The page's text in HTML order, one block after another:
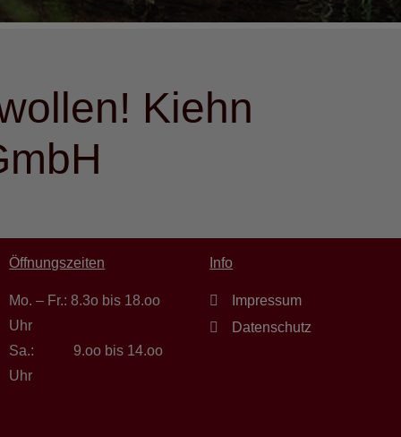
Kiehn
Öffnungszeiten
Mo. – Fr.: 8.3o bis 18.oo
Uhr
Sa.: 9.oo bis 14.oo
Uhr
Info
Impressum
Datenschutz